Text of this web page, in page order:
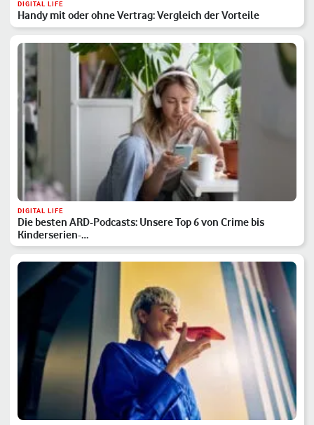
DIGITAL LIFE
Handy mit oder ohne Vertrag: Vergleich der Vorteile
DIGITAL LIFE
Die besten ARD-Podcasts: Unsere Top 6 von Crime bis
Kinderserien-…